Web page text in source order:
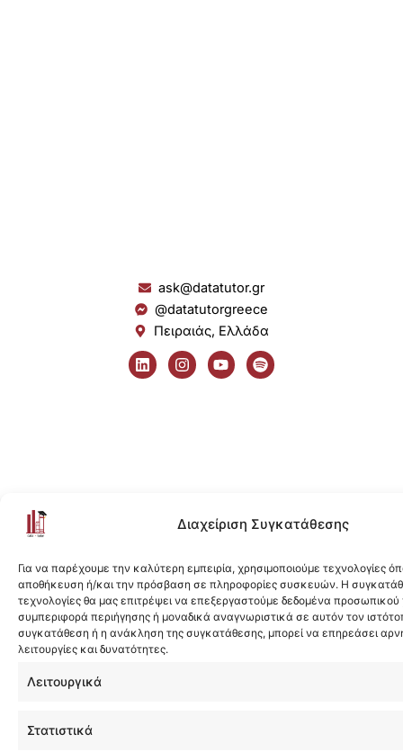
Διαχείριση Συγκατάθεσης
Για να παρέχουμε την καλύτερη εμπειρία, χρησιμοποιούμε τεχνολογίες
αποθήκευση ή/και την πρόσβαση σε πληροφορίες συσκευών. Η
τεχνολογίες θα μας επιτρέψει να επεξεργαστούμε δεδομένα
συμπεριφορά περιήγησης ή μοναδικά αναγνωριστικά σε αυτόν τον
συγκατάθεση ή η ανάκληση της συγκατάθεσης, μπορεί να επηρεάσει
λειτουργίες και δυνατότητες.
Λειτουργικά
Στατιστικά
ask@datatutor.gr
@datatutorgreece
Πειραιάς, Ελλάδα
L
i
n
I
n
s
Y
o
u
S
p
o